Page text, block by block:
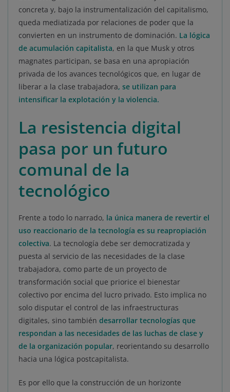
concreta y, bajo la instrumentalización del capitalismo,
queda mediatizada por relaciones de poder que la
convierten en un instrumento de dominación. La lógica
de acumulación capitalista, en la que Musk y otros
magnates participan, se basa en una apropiación
privada de los avances tecnológicos que, en lugar de
liberar a la clase trabajadora, se utilizan para
intensificar la explotación y la violencia.
La resistencia digital
pasa por un futuro
comunal de la
tecnológico
Frente a todo lo narrado, la única manera de revertir el
uso reaccionario de la tecnología es su reapropiación
colectiva. La tecnología debe ser democratizada y
puesta al servicio de las necesidades de la clase
trabajadora, como parte de un proyecto de
transformación social que priorice el bienestar
colectivo por encima del lucro privado. Esto implica no
solo disputar el control de las infraestructuras
digitales, sino también desarrollar tecnologías que
respondan a las necesidades de las luchas de clase y
de la organización popular, reorientando su desarrollo
hacia una lógica postcapitalista.
Es por ello que la construcción de un horizonte